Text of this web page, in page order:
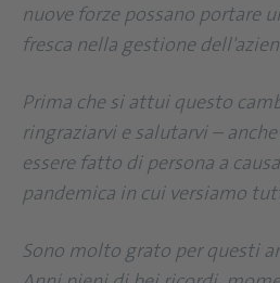
nuove forze possano portare
fresca nella gestione
Prima che si attui questo
ringraziarvi e salutarvi –
essere fatto di persona a
pandemica in cui versiamo
Sono molto grato per questi